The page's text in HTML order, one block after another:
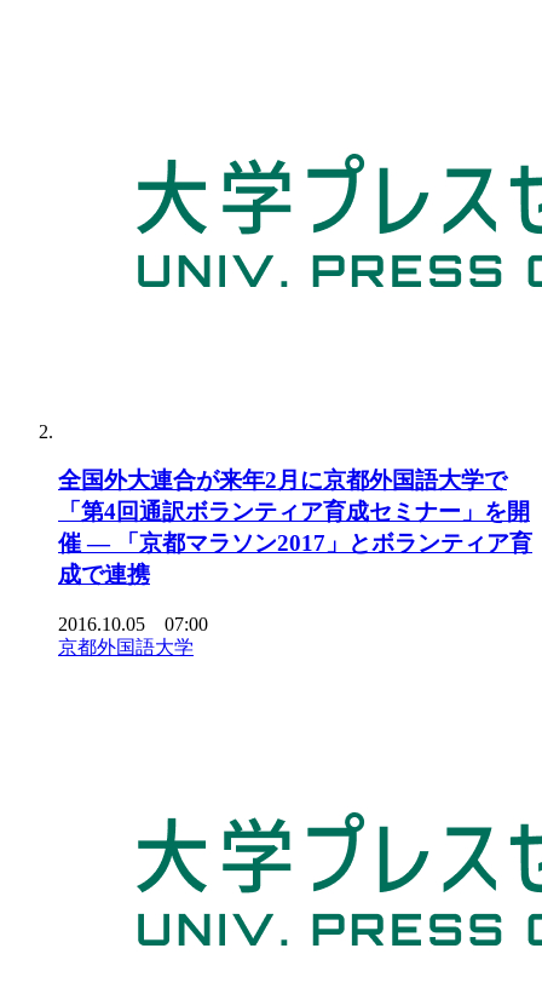
全国外大連合が来年2月に京都外国語大学で
「第4回通訳ボランティア育成セミナー」を開
催 — 「京都マラソン2017」とボランティア育
成で連携
2016.10.05 07:00
京都外国語大学